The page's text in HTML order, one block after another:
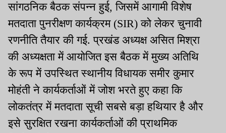
सांगठनिक बैठक संपन्न हुई, जिसमें आगामी विशेष
मतदाता पुनरीक्षण कार्यक्रम (SIR) को लेकर चुनावी
रणनीति तैयार की गई. प्रखंड अध्यक्ष असित मिश्रा
की अध्यक्षता में आयोजित इस बैठक में मुख्य अतिथि
के रूप में उपस्थित स्थानीय विधायक समीर कुमार
मोहंती ने कार्यकर्ताओं में जोश भरते हुए कहा कि
लोकतंत्र में मतदाता सूची सबसे बड़ा हथियार है और
इसे सुरक्षित रखना कार्यकर्ताओं की प्राथमिक